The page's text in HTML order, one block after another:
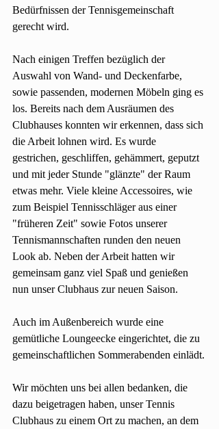
Bedürfnissen der Tennisgemeinschaft
gerecht wird.
Nach einigen Treffen bezüglich der
Auswahl von Wand- und Deckenfarbe,
sowie passenden, modernen Möbeln ging es
los. Bereits nach dem Ausräumen des
Clubhauses konnten wir erkennen, dass sich
die Arbeit lohnen wird. Es wurde
gestrichen, geschliffen, gehämmert, geputzt
und mit jeder Stunde "glänzte" der Raum
etwas mehr. Viele kleine Accessoires, wie
zum Beispiel Tennisschläger aus einer
"früheren Zeit" sowie Fotos unserer
Tennismannschaften runden den neuen
Look ab. Neben der Arbeit hatten wir
gemeinsam ganz viel Spaß und genießen
nun unser Clubhaus zur neuen Saison.
Auch im Außenbereich wurde eine
gemütliche Loungeecke eingerichtet, die zu
gemeinschaftlichen Sommerabenden einlädt.
Wir möchten uns bei allen bedanken, die
dazu beigetragen haben, unser Tennis
Clubhaus zu einem Ort zu machen, an dem